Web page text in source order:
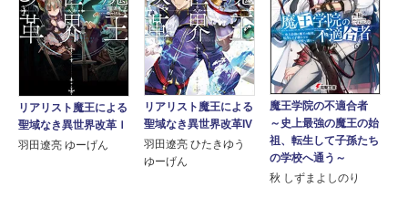
リアリスト魔王による
聖域なき異世界改革Ｉ
羽田遼亮 ゆーげん
リアリスト魔王による
聖域なき異世界改革IV
羽田遼亮 ひたきゆう
ゆーげん
魔王学院の不適合者
～史上最強の魔王の始
祖、転生して子孫たち
の学校へ通う～
秋 しずまよしのり